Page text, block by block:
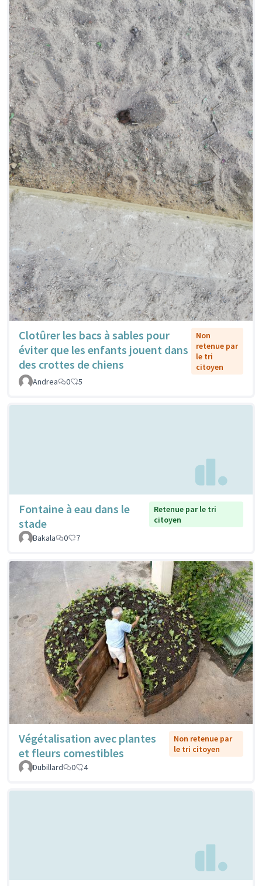
Clotûrer les bacs à sables pour
éviter que les enfants jouent dans
des crottes de chiens
Non
retenue par
le tri
citoyen
Andrea
0 5
Fontaine à eau dans le
stade
Retenue par le tri
citoyen
Bakala
0 7
Végétalisation avec plantes
et fleurs comestibles
Non retenue par
le tri citoyen
Dubillard
0 4